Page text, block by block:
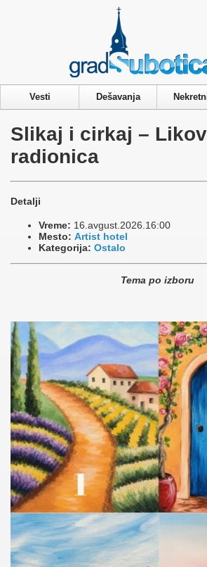
Vesti Dešavanja
Slikaj i cirkaj –
radionica
Detalji
Vreme: 16.avgust.2026.16:00
Mesto: Artist hotel
Kategorija: Ostalo
Tema po izboru
Privacy & Cookies Policy